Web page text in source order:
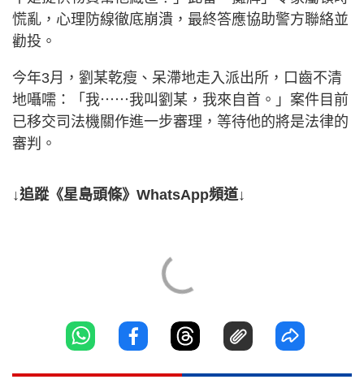
慌亂，心理防線徹底崩潰，最終答應協助警方聯絡並
勸投。
今年3月，劉某乾瘦、呆滯地走入派出所，口齒不清
地囁嚅：「我⋯⋯我叫劉某，我來自首。」案件目前
已移交司法機關作進一步審理，等待他的將是法律的
審判。
↓追蹤《星島頭條》WhatsApp頻道↓